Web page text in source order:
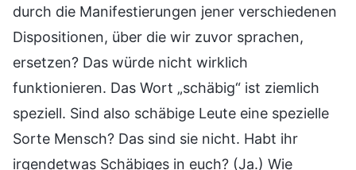
durch die Manifestierungen jener verschiedenen
Dispositionen, über die wir zuvor sprachen,
ersetzen? Das würde nicht wirklich
funktionieren. Das Wort „schäbig“ ist ziemlich
speziell. Sind also schäbige Leute eine spezielle
Sorte Mensch? Das sind sie nicht. Habt ihr
irgendetwas Schäbiges in euch? (Ja.) Wie